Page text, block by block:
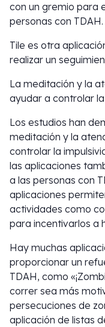
con un gremio para
personas con TDAH.
Tile es otra
realizar un
La meditación y la
ayudar a controlar
Los estudios han
meditación y la
controlar la
las aplicaciones
a las personas con
aplicaciones
actividades como
para incentivarlos a
Hay muchas
proporcionar un
TDAH, como
correr sea más
persecuciones de
aplicación de listas